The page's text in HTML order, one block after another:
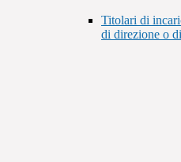
Titolari di
di direzione o